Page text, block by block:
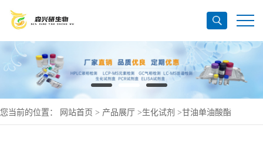
您当前的位置： 网站首页 > 产品展厅 >生化试剂 >甘油单油酸酯